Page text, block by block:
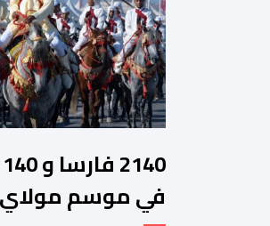
في موسم مولاي